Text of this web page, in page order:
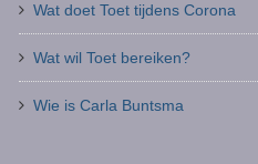
Wat doet Toet tijdens Corona
Wat wil Toet bereiken?
Wie is Carla Buntsma